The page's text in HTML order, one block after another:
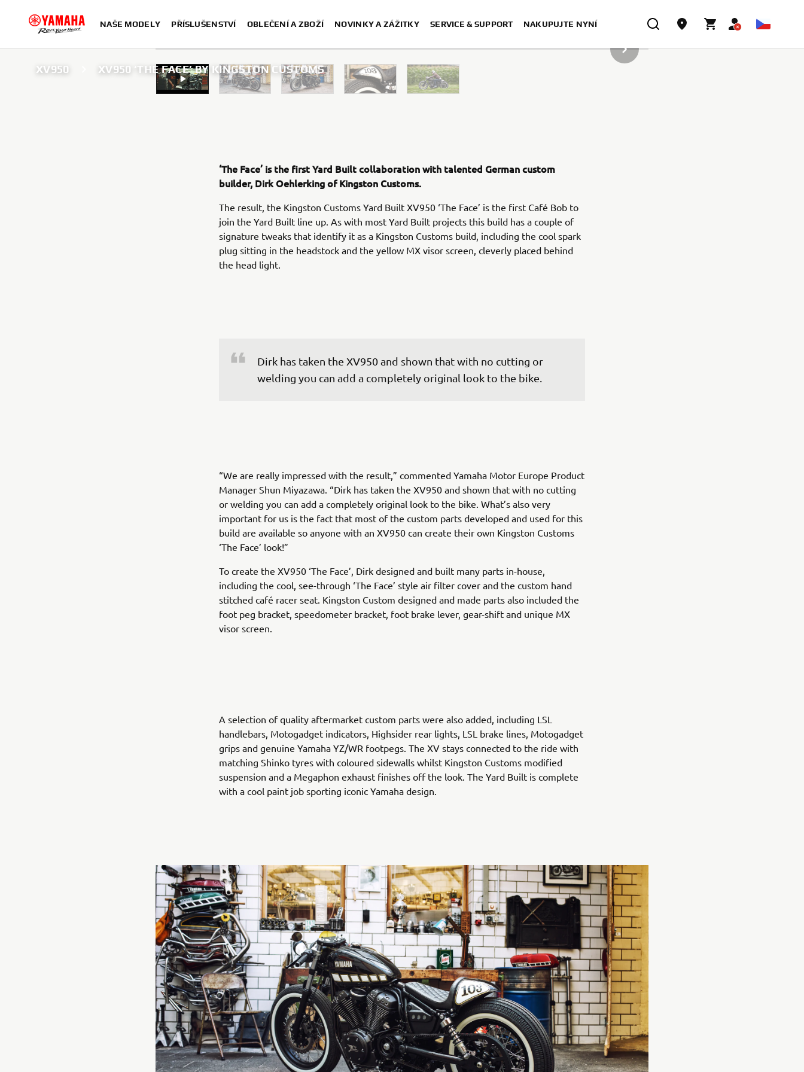
NAŠE MODELY PŘÍSLUŠENSTVÍ OBLEČENÍ A ZBOŽÍ NOVINKY A ZÁŽITKY SERVICE & SUPPORT NAKUPUJTE NYNÍ
XV950 XV950 ‘THE FACE’ BY KINGSTON CUSTOMS
DALŠÍ POLOŽKA GALERIE
‘The Face’ is the first Yard Built collaboration with talented German custom
builder, Dirk Oehlerking of Kingston Customs.
The result, the Kingston Customs Yard Built XV950 ‘The Face’ is the first Café Bob to
join the Yard Built line up. As with most Yard Built projects this build has a couple of
signature tweaks that identify it as a Kingston Customs build, including the cool spark
plug sitting in the headstock and the yellow MX visor screen, cleverly placed behind
the head light.
Dirk has taken the XV950 and shown that with no cutting or
welding you can add a completely original look to the bike.
“We are really impressed with the result,” commented Yamaha Motor Europe Product
Manager Shun Miyazawa. “Dirk has taken the XV950 and shown that with no cutting
or welding you can add a completely original look to the bike. What’s also very
important for us is the fact that most of the custom parts developed and used for this
build are available so anyone with an XV950 can create their own Kingston Customs
‘The Face’ look!”
To create the XV950 ‘The Face’, Dirk designed and built many parts in-house,
including the cool, see-through ‘The Face’ style air filter cover and the custom hand
stitched café racer seat. Kingston Custom designed and made parts also included the
foot peg bracket, speedometer bracket, foot brake lever, gear-shift and unique MX
visor screen.
A selection of quality aftermarket custom parts were also added, including LSL
handlebars, Motogadget indicators, Highsider rear lights, LSL brake lines, Motogadget
grips and genuine Yamaha YZ/WR footpegs. The XV stays connected to the ride with
matching Shinko tyres with coloured sidewalls whilst Kingston Customs modified
suspension and a Megaphon exhaust finishes off the look. The Yard Built is complete
with a cool paint job sporting iconic Yamaha design.